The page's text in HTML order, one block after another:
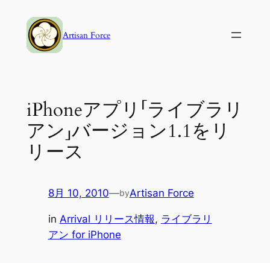
Artisan Force
iPhoneアプリ「ライブラリ
アン」バージョン1.1をリ
リース
8月 10, 2010—byArtisan Force
in Arrival リリース情報, ライブラリ
アン for iPhone